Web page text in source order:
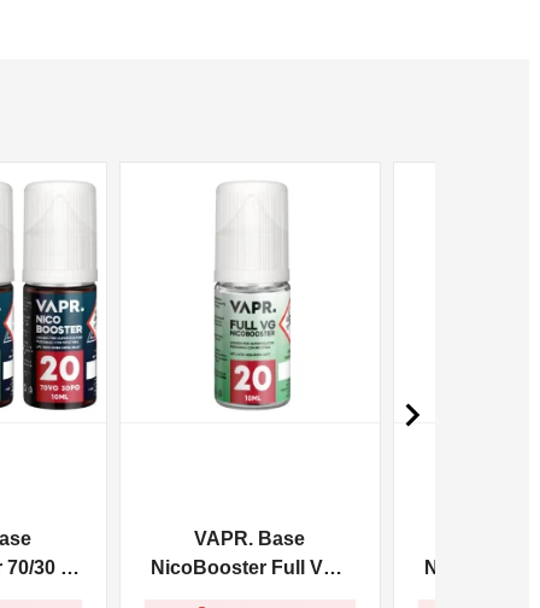
30 -
VAPR. Base
NicoBooster Full VG -
